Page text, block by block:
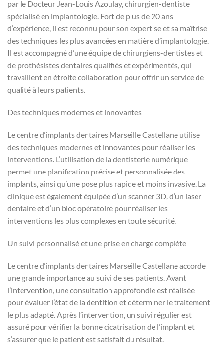
par le Docteur Jean-Louis Azoulay, chirurgien-dentiste
spécialisé en implantologie. Fort de plus de 20 ans
d’expérience, il est reconnu pour son expertise et sa maîtrise
des techniques les plus avancées en matière d’implantologie.
Il est accompagné d’une équipe de chirurgiens-dentistes et
de prothésistes dentaires qualifiés et expérimentés, qui
travaillent en étroite collaboration pour offrir un service de
qualité à leurs patients.
Des techniques modernes et innovantes
Le centre d’implants dentaires Marseille Castellane utilise
des techniques modernes et innovantes pour réaliser les
interventions. L’utilisation de la dentisterie numérique
permet une planification précise et personnalisée des
implants, ainsi qu’une pose plus rapide et moins invasive. La
clinique est également équipée d’un scanner 3D, d’un laser
dentaire et d’un bloc opératoire pour réaliser les
interventions les plus complexes en toute sécurité.
Un suivi personnalisé et une prise en charge complète
Le centre d’implants dentaires Marseille Castellane accorde
une grande importance au suivi de ses patients. Avant
l’intervention, une consultation approfondie est réalisée
pour évaluer l’état de la dentition et déterminer le traitement
le plus adapté. Après l’intervention, un suivi régulier est
assuré pour vérifier la bonne cicatrisation de l’implant et
s’assurer que le patient est satisfait du résultat.